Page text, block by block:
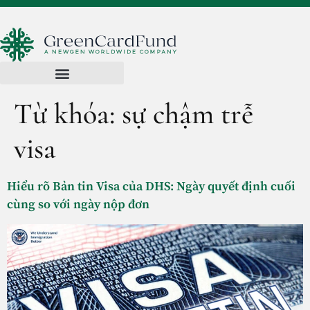
Từ khóa: sự chậm trễ
visa
Hiểu rõ Bản tin Visa của DHS: Ngày quyết định cuối
cùng so với ngày nộp đơn